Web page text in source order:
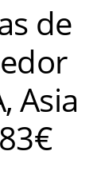
de
Asia